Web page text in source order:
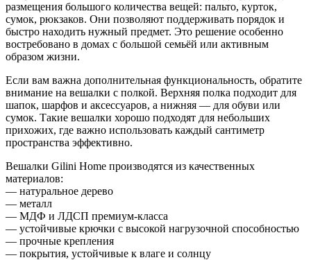
размещения большого количества вещей: пальто, курток,
сумок, рюкзаков. Они позволяют поддерживать порядок и
быстро находить нужный предмет. Это решение особенно
востребовано в домах с большой семьёй или активным
образом жизни.
Если вам важна дополнительная функциональность, обратите
внимание на вешалки с полкой. Верхняя полка подходит для
шапок, шарфов и аксессуаров, а нижняя — для обуви или
сумок. Такие вешалки хорошо подходят для небольших
прихожих, где важно использовать каждый сантиметр
пространства эффективно.
Вешалки Gilini Home производятся из качественных
материалов:
— натуральное дерево
— металл
— МДФ и ЛДСП премиум-класса
— устойчивые крючки с высокой нагрузочной способностью
— прочные крепления
— покрытия, устойчивые к влаге и солнцу